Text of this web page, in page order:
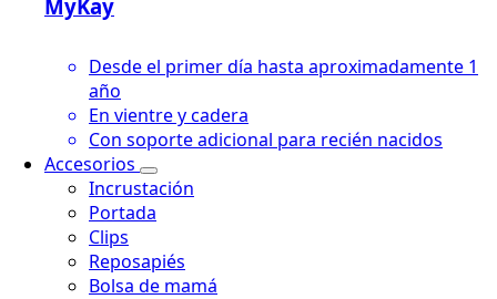
MyKay
Desde el primer día hasta aproximadamente 1
año
En vientre y cadera
Con soporte adicional para recién nacidos
Accesorios
Incrustación
Portada
Clips
Reposapiés
Bolsa de mamá